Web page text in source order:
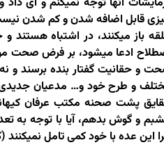
قابل اضافه شدن و کم شدن نیست
باز میکنند، در اشتباه
ادعا میشود، بر فرض صحت
و حقانیت گفتار بنده برسند و
و طرح خود و… مدعیان
پشت صحنه مکتب عرفان
و گوش بدهم، آیا با توجه به
این عده با خود کمی تامل نمیکنند